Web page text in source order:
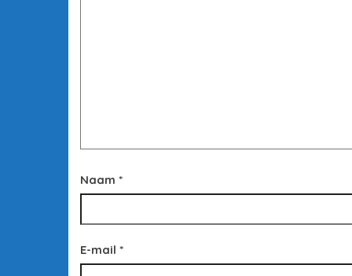
Naam *
E-mail *